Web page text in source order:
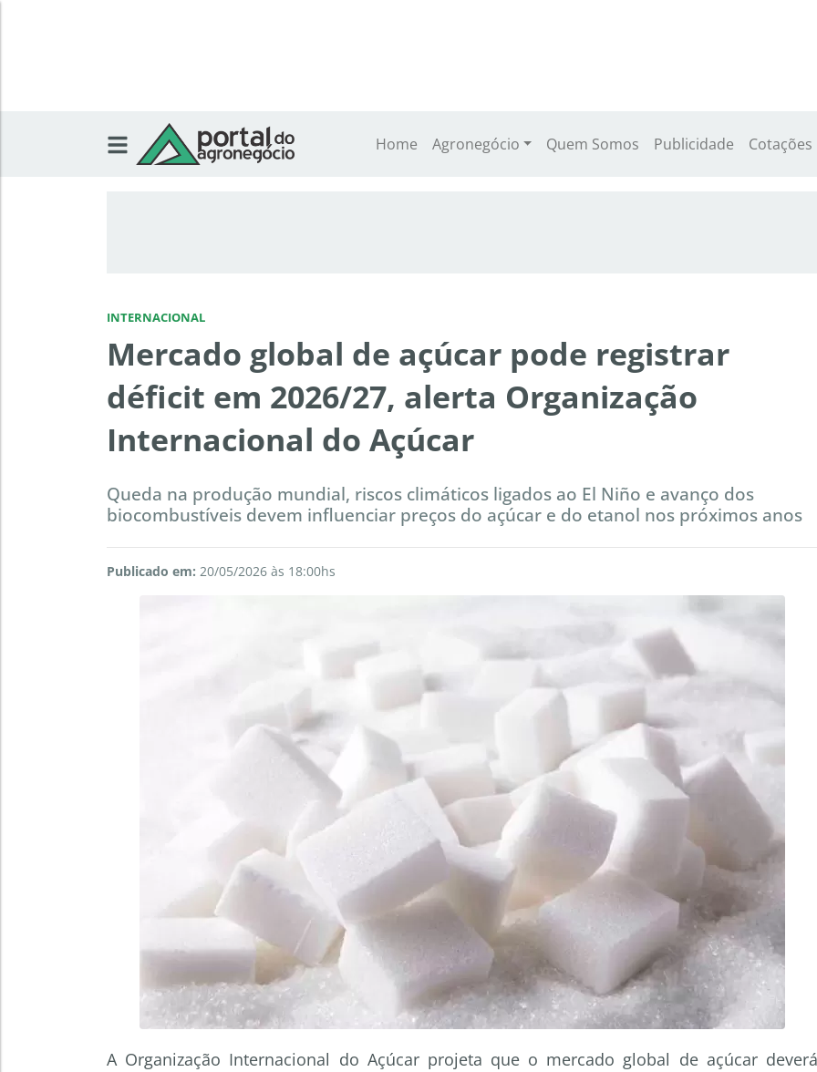
Home Agronegócio Quem Somos Publicidade Cotações
INTERNACIONAL
Mercado global de açúcar pode registrar
déficit em 2026/27, alerta Organização
Internacional do Açúcar
Queda na produção mundial, riscos climáticos ligados ao El Niño e avanço dos
biocombustíveis devem influenciar preços do açúcar e do etanol nos próximos anos
Publicado em: 20/05/2026 às 18:00hs
A Organização Internacional do Açúcar projeta que o mercado global de açúcar deverá